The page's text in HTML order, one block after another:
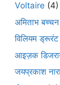
Voltaire (4)
अमिताभ बच्चन
विलियम ड्रूरंट
आइज़क
जयप्रकाश